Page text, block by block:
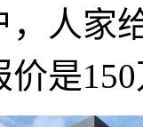
，人家
是